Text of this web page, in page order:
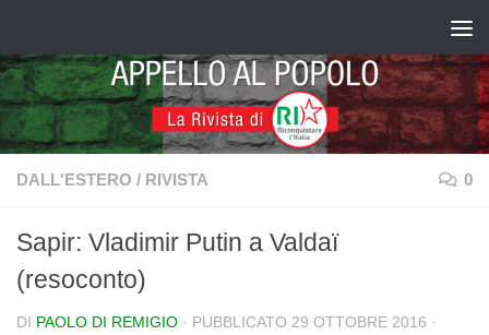
DALL'ESTERO / RIVISTA 0
Sapir: Vladimir Putin a Valdaï
(resoconto)
DI PAOLO DI REMIGIO · PUBBLICATO 29 OTTOBRE 2016 ·